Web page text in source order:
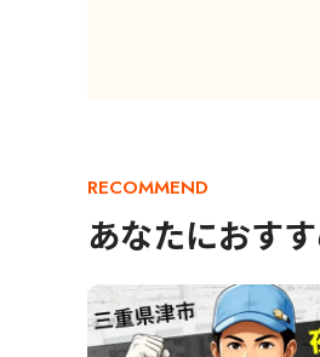
RECOMMEND
あなたにおす